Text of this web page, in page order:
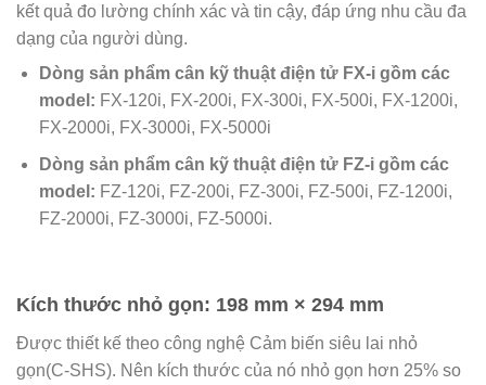
kết quả đo lường chính xác và tin cậy, đáp ứng nhu cầu đa
dạng của người dùng.
Dòng sản phẩm cân kỹ thuật điện tử FX-i gồm các
model: FX-120i, FX-200i, FX-300i, FX-500i, FX-1200i,
FX-2000i, FX-3000i, FX-5000i
Dòng sản phẩm cân kỹ thuật điện tử FZ-i gồm các
model: FZ-120i, FZ-200i, FZ-300i, FZ-500i, FZ-1200i,
FZ-2000i, FZ-3000i, FZ-5000i.
Kích thước nhỏ gọn: 198 mm × 294 mm
Được thiết kế theo công nghệ Cảm biến siêu lai nhỏ
gọn(C-SHS). Nên kích thước của nó nhỏ gọn hơn 25% so